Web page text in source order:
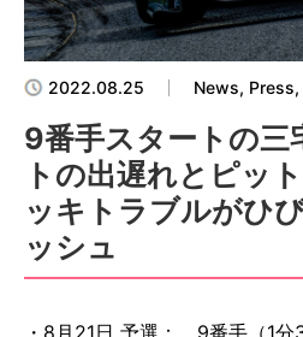
2022.08.25 News, Press,
9番手スタートの三
トの出遅れとピッ
ッキトラブルがひ
ッシュ
・8月21日 予選： 9番手（1分